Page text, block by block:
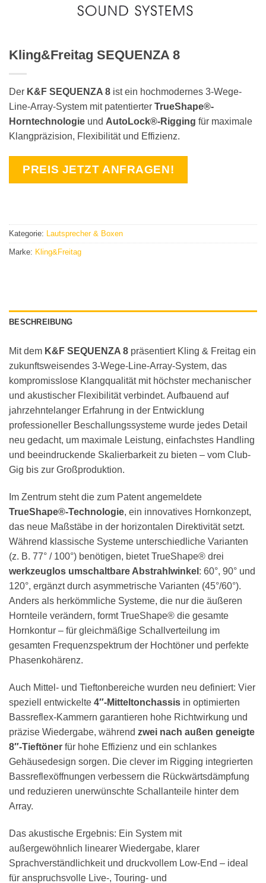
Kling&Freitag SEQUENZA 8
Der K&F SEQUENZA 8 ist ein hochmodernes 3-Wege-
Line-Array-System mit patentierter TrueShape®-
Horntechnologie und AutoLock®-Rigging für maximale
Klangpräzision, Flexibilität und Effizienz.
PREIS JETZT ANFRAGEN!
Kategorie: Lautsprecher & Boxen
Marke: Kling&Freitag
BESCHREIBUNG
Mit dem K&F SEQUENZA 8 präsentiert Kling & Freitag ein
zukunftsweisendes 3-Wege-Line-Array-System, das
kompromisslose Klangqualität mit höchster mechanischer
und akustischer Flexibilität verbindet. Aufbauend auf
jahrzehntelanger Erfahrung in der Entwicklung
professioneller Beschallungssysteme wurde jedes Detail
neu gedacht, um maximale Leistung, einfachstes Handling
und beeindruckende Skalierbarkeit zu bieten – vom Club-
Gig bis zur Großproduktion.
Im Zentrum steht die zum Patent angemeldete
TrueShape®-Technologie, ein innovatives Hornkonzept,
das neue Maßstäbe in der horizontalen Direktivität setzt.
Während klassische Systeme unterschiedliche Varianten
(z. B. 77° / 100°) benötigen, bietet TrueShape® drei
werkzeuglos umschaltbare Abstrahlwinkel : 60°, 90° und
120°, ergänzt durch asymmetrische Varianten (45°/60°).
Anders als herkömmliche Systeme, die nur die äußeren
Hornteile verändern, formt TrueShape® die gesamte
Hornkontur – für gleichmäßige Schallverteilung im
gesamten Frequenzspektrum der Hochtöner und perfekte
Phasenkohärenz.
Auch Mittel- und Tieftonbereiche wurden neu definiert: Vier
speziell entwickelte 4″-Mitteltonchassis in optimierten
Bassreflex-Kammern garantieren hohe Richtwirkung und
präzise Wiedergabe, während zwei nach außen geneigte
8″-Tieftöner für hohe Effizienz und ein schlankes
Gehäusedesign sorgen. Die clever im Rigging integrierten
Bassreflexöffnungen verbessern die Rückwärtsdämpfung
und reduzieren unerwünschte Schallanteile hinter dem
Array.
Das akustische Ergebnis: Ein System mit
außergewöhnlich linearer Wiedergabe, klarer
Sprachverständlichkeit und druckvollem Low-End – ideal
für anspruchsvolle Live-, Touring- und